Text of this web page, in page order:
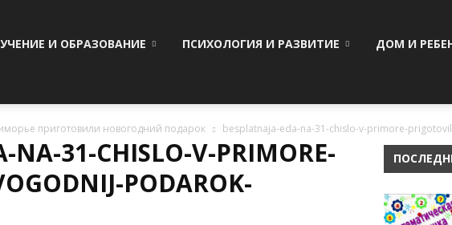
И ОБРАЗОВАНИЕ ПСИХОЛОГИЯ И РАЗВИТИЕ ДОМ И
приготовили новогодний подарок besplatnaja-eda-na-31-chislo-v-primore-
NA-31-CHISLO-V-PRIMORE-
PODAROK-